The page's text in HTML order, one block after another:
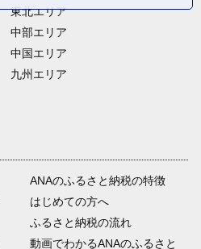
東北エリア
中部エリア
中国エリア
九州エリア
ANAのふるさと納税の特徴
はじめての方へ
ふるさと納税の流れ
動画でわかるANAのふるさと